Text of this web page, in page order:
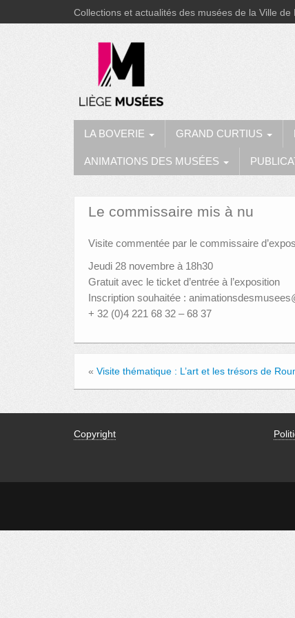
Collections et actualités des musées de la Ville de
LA BOVERIE GRAND CURTIUS
ANIMATIONS DES MUSÉES
Le commissaire mis à nu
Visite commentée par le commissaire
Jeudi 28 novembre à 18h30
Gratuit avec le ticket d’entrée à l’exposition
Inscription souhaitée :
+ 32 (0)4 221 68 32 – 68 37
« Visite thématique : L’art et les trésors de
Copyright